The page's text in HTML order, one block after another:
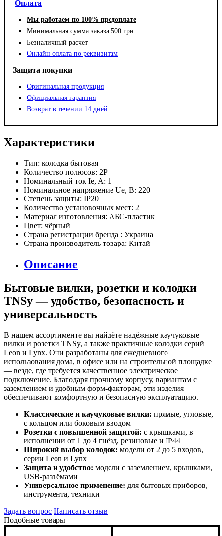
Оплата
Мы работаем по 100% предоплате
Минимальная сумма заказа 500 грн
Безналичный расчет
Онлайн оплата по реквизитам
Защита покупки
Оригинальная продукция
Официальная гарантия
Возврат в течении 14 дней
Характеристики
Тип: колодка бытовая
Количество полюсов: 2Р+
Номинальный ток Ie, A: 1
Номинальное напряжение Ue, В: 220
Степень защиты: IP20
Количество установочных мест: 2
Материал изготовления: АБС-пластик
Цвет: чёрный
Страна регистрации бренда : Украина
Страна производитель товара: Китай
Описание
Бытовые вилки, розетки и колодки
TNSy — удобство, безопасность и
универсальность
В нашем ассортименте вы найдёте надёжные каучуковые
вилки и розетки TNSy, а также практичные колодки серий
Leon и Lynx. Они разработаны для ежедневного
использования дома, в офисе или на строительной площадке
— везде, где требуется качественное электрическое
подключение. Благодаря прочному корпусу, вариантам с
заземлением и удобным форм-факторам, эти изделия
обеспечивают комфортную и безопасную эксплуатацию.
Классические и каучуковые вилки: прямые, угловые,
с кольцом или боковым вводом
Розетки с повышенной защитой: с крышками, в
исполнении от 1 до 4 гнёзд, резиновые и IP44
Широкий выбор колодок: модели от 2 до 5 входов,
серии Leon и Lynx
Защита и удобство: модели с заземлением, крышками,
USB-разъёмами
Универсальное применение: для бытовых приборов,
инструмента, техники
Задать вопрос Написать отзыв
Подобные товары